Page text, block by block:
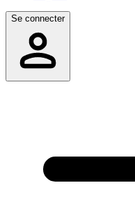
Se connecter